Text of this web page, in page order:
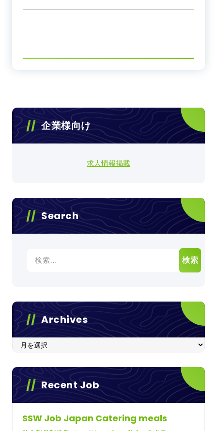
企業様向け
求人情報掲載
Search
Archives
Archives
Recent Job
SSW Job Japan Catering meals